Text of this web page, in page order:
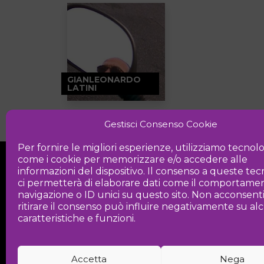
Gestisci Consenso Cookie
Per fornire le migliori esperienze, utilizziamo
come i cookie per memorizzare e/o accedere alle
informazioni del dispositivo. Il consenso a queste
ci permetterà di elaborare dati come il
navigazione o ID unici su questo sito. Non
ritirare il consenso può influire negativamente su
caratteristiche e funzioni.
Accetta Nega
GIANLEONARDO
LATINI
Iniziativa
Associazione culturale per la